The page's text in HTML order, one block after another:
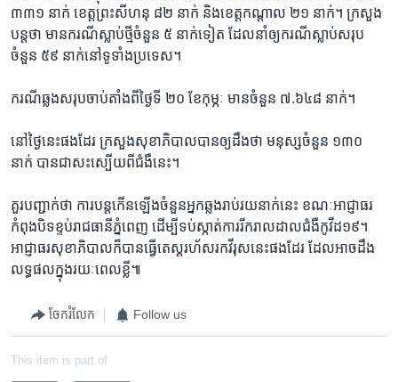
៣៣១ ​នាក់ ខេត្ត​ព្រះសីហនុ​ ៨២​ នាក់ និង​ខេត្ត​កណ្តាល​ ២១​ នាក់។ ក្រសួង​
បន្ត​ថា​ មាន​ករណី​ស្លាប់​ថ្មី​ចំនួន​ ៥ ​នាក់​ទៀត ដែល​នាំ​ឲ្យ​ករណី​ស្លាប់​សរុប​
ចំនួន​ ៥៩ ​នាក់​នៅ​ទូទាំង​ប្រទេស។
ករណី​ឆ្លង​សរុប​ចាប់​តាំង​ពី​ថ្ងៃ​ទី​ ២០ ខែកុម្ភៈ មាន​ចំនួន ​៧.៦៤៨​ នាក់។
នៅ​ថ្ងៃ​នេះ​ផង​ដែរ ក្រសួង​សុខាភិបាល​បាន​ឲ្យ​ដឹង​ថា ​មនុស្ស​ចំនួន​ ១៣០ ​
នាក់​ បាន​ជា​សះ​ស្បើយ​ពី​ជំងឺ​នេះ។
គួរ​បញ្ជាក់​ថា​ ការ​បន្ត​កើន​ឡើង​ចំនួន​អ្នក​ឆ្លង​រាប់​រយ​នាក់​នេះ ខណៈ​អាជ្ញាធរ​
កំពុង​បិទ​ខ្ទប់​រាជធានី​ភ្នំពេញ ដើម្បី​ទប់​ស្កាត់​ការ​រីក​រាល​ដាល​ជំងឺ​កូវីដ​១៩។
អាជ្ញាធរ​សុខាភិបាល​ក៏​បាន​ធ្វើ​តេស្ត​រហ័ស​រក​វីរុស​នេះ​ផង​ដែរ​ ដែល​អាច​ដឹង​
លទ្ធផល​ក្នុង​រយៈ​ពេល​ខ្លី៕
ចែករំលែក Follow us
This item is part of